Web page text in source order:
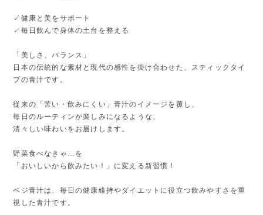
✓健康と美をサポート
✓毎日飲んで身体の土台を整える
「美しさ、バランス」
日本の伝統的な素材と現代の感性を掛け合わせた、スティックタイ
プの青汁です。
従来の「苦い・飲みにくい」青汁のイメージを覆し、
毎日のルーティンが楽しみになるような、
清々しい味わいをお届けします。
野菜食べなきゃ…を
「おいしいから飲みたい！」に変える新習慣！
ベジ青汁は、毎日の健康維持やダイエットに役立つ飲みやすさを重
視した青汁です。